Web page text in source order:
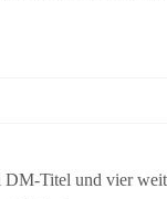
DM-Titel und vier